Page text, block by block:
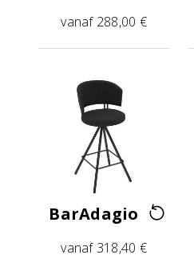
vanaf 288,00 €
BarAdagio
vanaf 318,40 €